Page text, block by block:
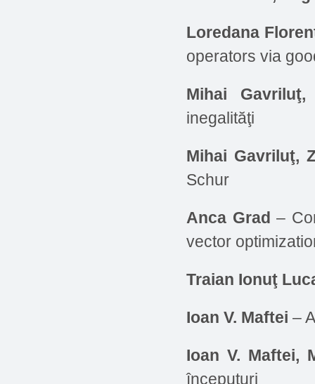
Loredana
operators via
Mihai
inegalităţi
Mihai Gavriluţ,
Schur
Anca Grad –
vector
Traian Ionuţ
Ioan V. Maftei –
Ioan V. Maftei,
începuturi